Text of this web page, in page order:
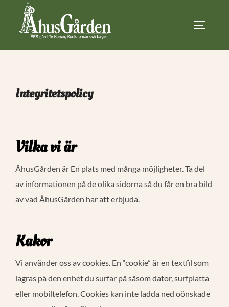
innehåll
Integritetspolicy
Vilka vi är
ÅhusGården är En plats med många möjligheter. Ta del
av informationen på de olika sidorna så du får en bra bild
av vad ÅhusGården har att erbjuda.
Kakor
Vi använder oss av cookies. En “cookie” är en textfil som
lagras på den enhet du surfar på såsom dator, surfplatta
eller mobiltelefon. Cookies kan inte ladda ned oönskade